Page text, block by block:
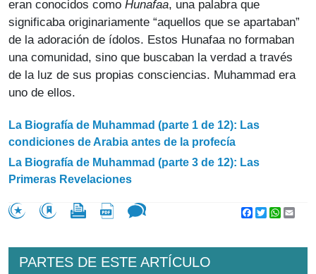
eran conocidos como Hunafaa, una palabra que
significaba originariamente “aquellos que se apartaban”
de la adoración de ídolos. Estos Hunafaa no formaban
una comunidad, sino que buscaban la verdad a través
de la luz de sus propias consciencias. Muhammad era
uno de ellos.
La Biografía de Muhammad (parte 1 de 12): Las
condiciones de Arabia antes de la profecía
La Biografía de Muhammad (parte 3 de 12): Las
Primeras Revelaciones
Facebook
Twitter
PARTES DE ESTE ARTÍCULO